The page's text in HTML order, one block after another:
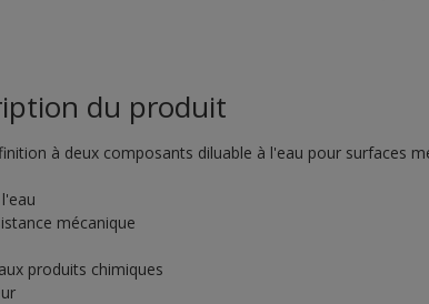
du produit
à deux composants diluable à l'eau pour surfaces
mécanique
produits chimiques